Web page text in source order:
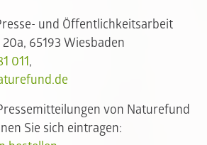
und Öffentlichkeitsarbeit
65193 Wiesbaden
011,
von Naturefund
Sie sich eintragen: